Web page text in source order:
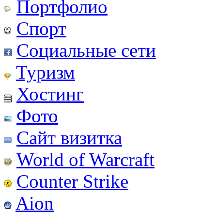
Портфолио
Спорт
Социальные сети
Туризм
Хостинг
Фото
Сайт визитка
World of Warcraft
Counter Strike
Aion